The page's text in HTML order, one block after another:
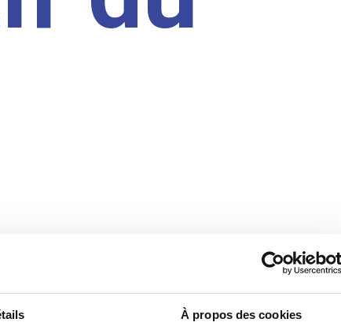
À propos des cookies